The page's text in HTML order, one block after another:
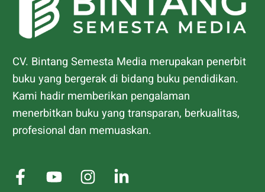
CV. Bintang Semesta Media merupakan penerbit
buku yang bergerak di bidang buku pendidikan.
Kami hadir memberikan pengalaman
menerbitkan buku yang transparan, berkualitas,
profesional dan memuaskan.